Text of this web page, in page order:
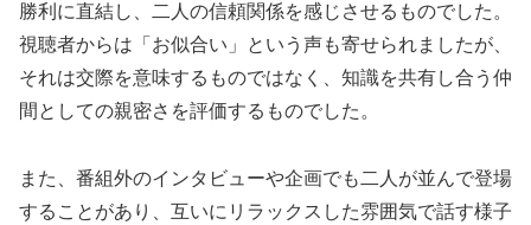
勝利に直結し、二人の信頼関係を感じさせるものでした。
視聴者からは「お似合い」という声も寄せられましたが、
それは交際を意味するものではなく、知識を共有し合う仲
間としての親密さを評価するものでした。
また、番組外のインタビューや企画でも二人が並んで登場
することがあり、互いにリラックスした雰囲気で話す様子